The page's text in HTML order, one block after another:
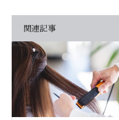
関連記事